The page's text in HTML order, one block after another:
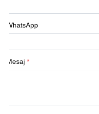
WhatsApp
Mesaj *